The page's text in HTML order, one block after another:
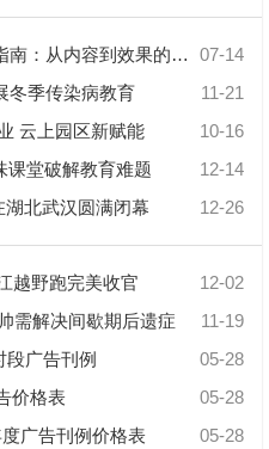
07-14
内容到效果的完美转化
11-21
季传染病教育
10-16
云上园区新赋能
12-14
课堂破解教育难题
12-26
湖北武汉圆满闭幕
12-02
越野跑完美收官
11-19
需解决间歇期后遗症
05-28
段广告刊例
05-28
价格表
05-28
广告刊例价格表